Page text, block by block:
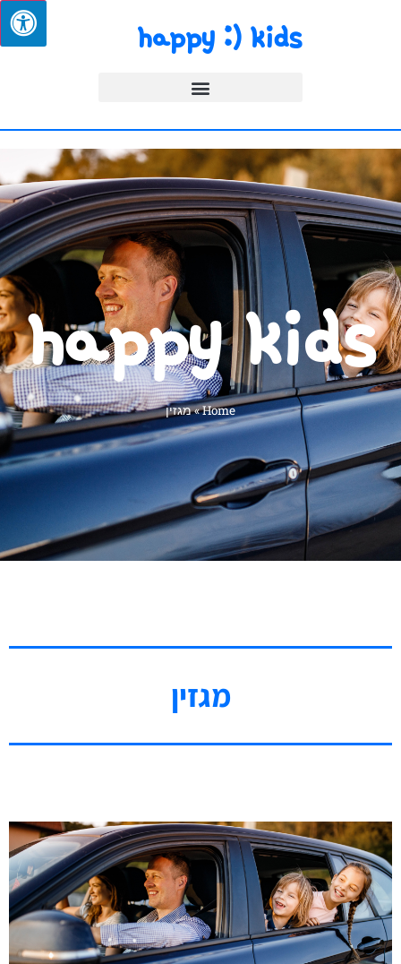
happy :) kids
happy kids
Home
»מגזין
מגזין